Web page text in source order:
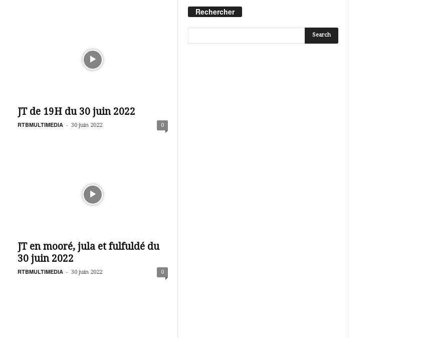
JT de 19H du 30 juin 2022
RTBMULTIMEDIA - 30 juin 2022 0
JT en mooré, jula et fulfuldé du
30 juin 2022
RTBMULTIMEDIA - 30 juin 2022 0
Rechercher